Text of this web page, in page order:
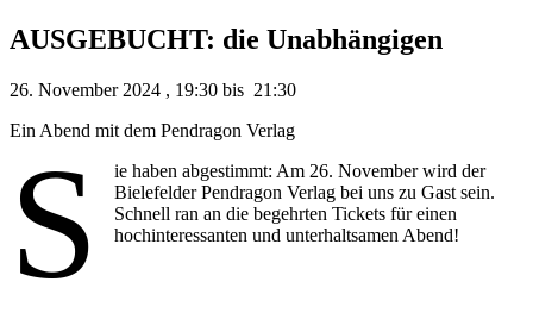
AUSGEBUCHT: die Unabhängigen
26. November 2024 , 19:30 bis 21:30
Ein Abend mit dem Pendragon Verlag
S
ie haben abgestimmt: Am 26. November wird der
Bielefelder Pendragon Verlag bei uns zu Gast sein.
Schnell ran an die begehrten Tickets für einen
hochinteressanten und unterhaltsamen Abend!